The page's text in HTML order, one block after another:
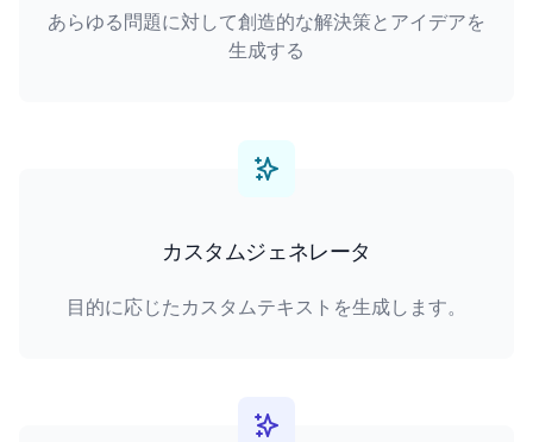
あらゆる問題に対して創造的な解決策とアイデアを
生成する
カスタムジェネレータ
目的に応じたカスタムテキストを生成します。